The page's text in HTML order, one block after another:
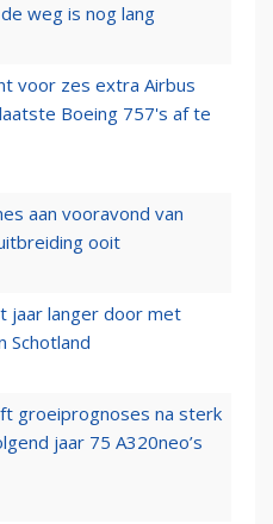
weg is nog lang
voor zes extra Airbus
Boeing 757's af te
aan vooravond van
ooit
jaar langer door met
Schotland
groeiprognoses na sterk
jaar 75 A320neo’s